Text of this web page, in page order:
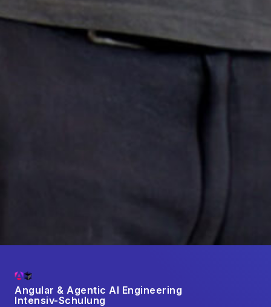
Angular & Agentic AI Engineering
Intensiv-Schulung